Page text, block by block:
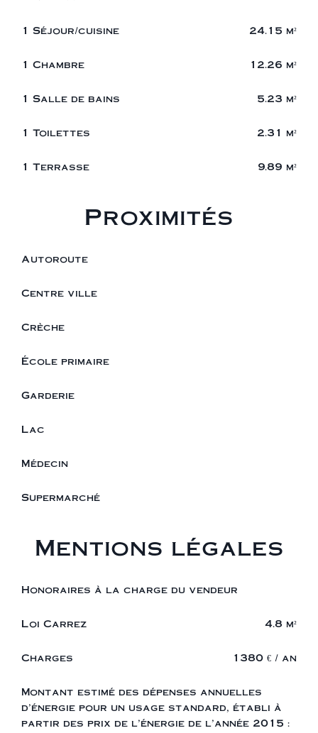
1 Séjour/cuisine 24.15 m²
1 Chambre 12.26 m²
1 Salle de bains 5.23 m²
1 Toilettes 2.31 m²
1 Terrasse 9.89 m²
Proximités
Autoroute
Centre ville
Crèche
École primaire
Garderie
Lac
Médecin
Supermarché
Mentions légales
Honoraires à la charge du vendeur
Loi Carrez 4.8 m²
Charges 1380 € / an
Montant estimé des dépenses annuelles
d'énergie pour un usage standard, établi à
partir des prix de l'énergie de l'année 2015 :